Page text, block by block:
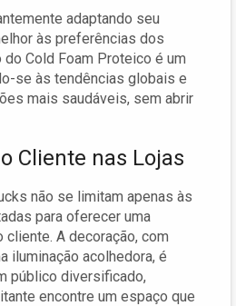
adaptando seu
às preferências dos
Cold Foam Proteico é um
se às tendências globais e
mais saudáveis, sem abrir
Cliente nas Lojas
não se limitam apenas às
para oferecer uma
A decoração, com
iluminação acolhedora, é
público diversificado,
encontre um espaço que